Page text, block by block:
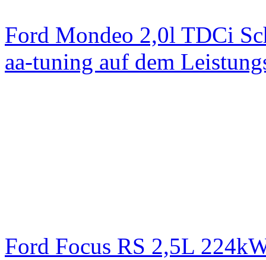
Ford Mondeo 2,0l TDCi
aa-tuning auf dem
Ford Focus RS 2,5L